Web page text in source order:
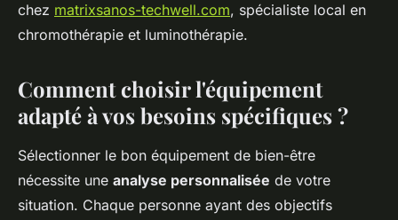
chez matrixsanos-techwell.com, spécialiste local en
chromothérapie et luminothérapie.
Comment choisir l'équipement
adapté à vos besoins spécifiques ?
Sélectionner le bon équipement de bien-être
nécessite une analyse personnalisée de votre
situation. Chaque personne ayant des objectifs